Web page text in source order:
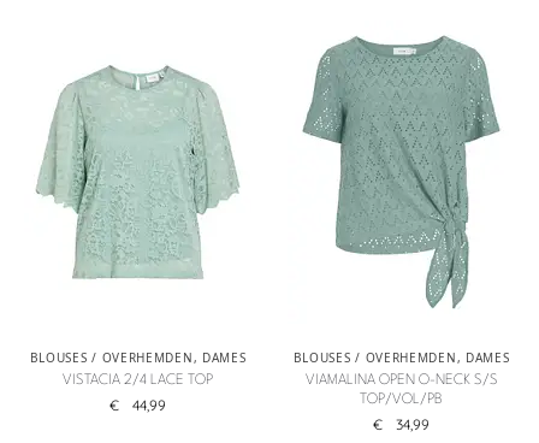
BLOUSES / OVERHEMDEN, DAMES
VISTACIA 2/4 LACE TOP
€ 44,99
BLOUSES / OVERHEMDEN, DAMES
VIAMALINA OPEN O-NECK S/S
TOP/VOL/PB
€ 34,99